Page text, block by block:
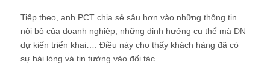
Tiếp theo, anh PCT chia sẻ sâu hơn vào những thông tin
nội bộ của doanh nghiệp, những định hướng cụ thể mà DN
dự kiến triển khai…. Điều này cho thấy khách hàng đã có
sự hài lòng và tin tưởng vào đối tác.